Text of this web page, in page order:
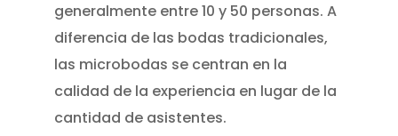
generalmente entre 10 y 50 personas. A
diferencia de las bodas tradicionales,
las microbodas se centran en la
calidad de la experiencia en lugar de la
cantidad de asistentes.